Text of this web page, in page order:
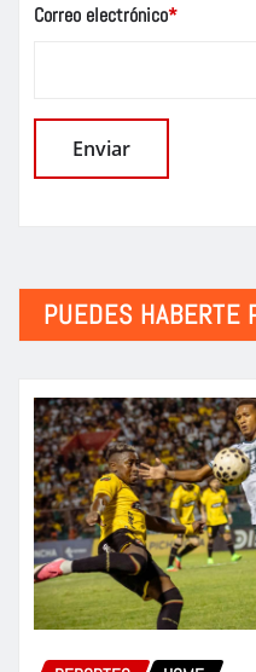
Correo electrónico*
PUEDES HABERTE